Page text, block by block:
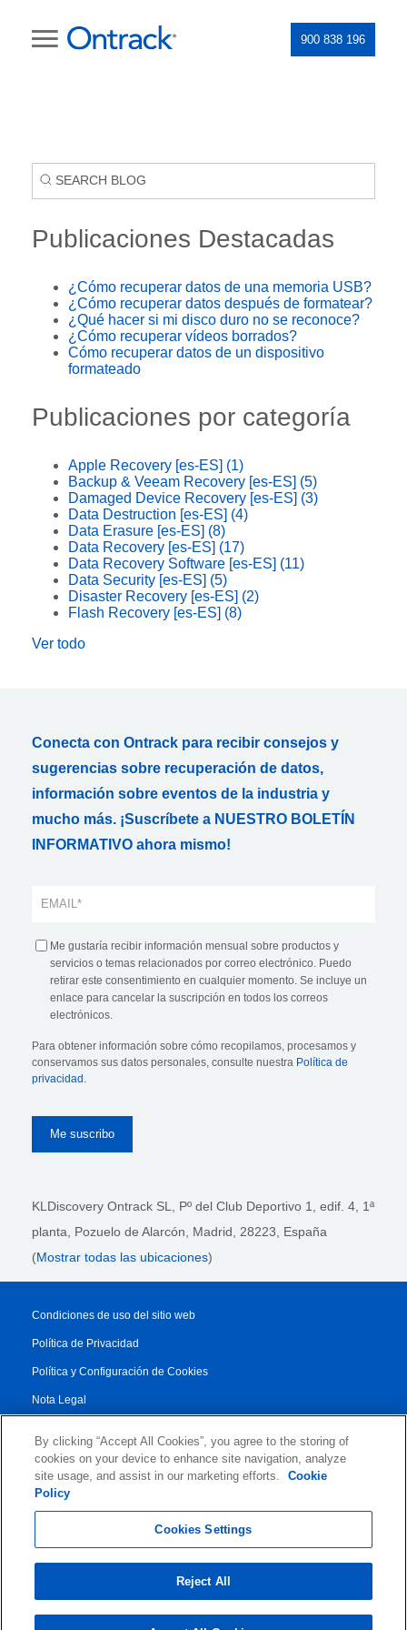
900 838 196
Publicaciones Destacadas
¿Cómo recuperar datos de una memoria USB?
¿Cómo recuperar datos después de formatear?
¿Qué hacer si mi disco duro no se reconoce?
¿Cómo recuperar vídeos borrados?
Cómo recuperar datos de un dispositivo
formateado
Publicaciones por categoría
Apple Recovery [es-ES] (1)
Backup & Veeam Recovery [es-ES] (5)
Damaged Device Recovery [es-ES] (3)
Data Destruction [es-ES] (4)
Data Erasure [es-ES] (8)
Data Recovery [es-ES] (17)
Data Recovery Software [es-ES] (11)
Data Security [es-ES] (5)
Disaster Recovery [es-ES] (2)
Flash Recovery [es-ES] (8)
Ver todo
Conecta con Ontrack para recibir consejos y
sugerencias sobre recuperación de datos,
información sobre eventos de la industria y
mucho más. ¡Suscríbete a NUESTRO BOLETÍN
INFORMATIVO ahora mismo!
Me gustaría recibir información mensual sobre productos y
servicios o temas relacionados por correo electrónico. Puedo
retirar este consentimiento en cualquier momento. Se incluye un
enlace para cancelar la suscripción en todos los correos
electrónicos.
Para obtener información sobre cómo recopilamos, procesamos y
conservamos sus datos personales, consulte nuestra Política de
privacidad
KLDiscovery Ontrack SL, Pº del Club Deportivo 1, edif. 4, 1ª
planta, Pozuelo de Alarcón, Madrid, 28223 , España
(Mostrar todas las ubicaciones)
Condiciones de uso del sitio web
Política de Privacidad
Política y Configuración de Cookies
Nota Legal
Condiciones Generales
Authorised Partner Agreement
By clicking “Accept All Cookies”, you agree to the storing of
cookies on your device to enhance site navigation, analyze
site usage, and assist in our marketing efforts.
Cookie
Policy
Cookies Settings
Reject All